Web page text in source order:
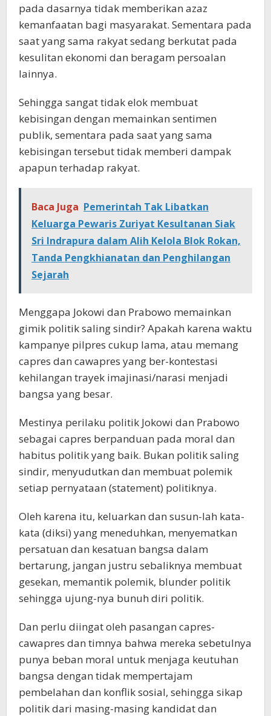
pada dasarnya tidak memberikan azaz
kemanfaatan bagi masyarakat. Sementara pada
saat yang sama rakyat sedang berkutat pada
kesulitan ekonomi dan beragam persoalan
lainnya.
Sehingga sangat tidak elok membuat
kebisingan dengan memainkan sentimen
publik, sementara pada saat yang sama
kebisingan tersebut tidak memberi dampak
apapun terhadap rakyat.
Baca Juga Pemerintah Tak Libatkan
Keluarga Pewaris Zuriyat Kesultanan Siak
Sri Indrapura dalam Alih Kelola Blok Rokan,
Tanda Pengkhianatan dan Penghilangan
Sejarah
Menggapa Jokowi dan Prabowo memainkan
gimik politik saling sindir? Apakah karena waktu
kampanye pilpres cukup lama, atau memang
capres dan cawapres yang ber-kontestasi
kehilangan trayek imajinasi/narasi menjadi
bangsa yang besar.
Mestinya perilaku politik Jokowi dan Prabowo
sebagai capres berpanduan pada moral dan
habitus politik yang baik. Bukan politik saling
sindir, menyudutkan dan membuat polemik
setiap pernyataan (statement) politiknya.
Oleh karena itu, keluarkan dan susun-lah kata-
kata (diksi) yang meneduhkan, menyematkan
persatuan dan kesatuan bangsa dalam
bertarung, jangan justru sebaliknya membuat
gesekan, memantik polemik, blunder politik
sehingga ujung-nya bunuh diri politik.
Dan perlu diingat oleh pasangan capres-
cawapres dan timnya bahwa mereka sebetulnya
punya beban moral untuk menjaga keutuhan
bangsa dengan tidak mempertajam
pembelahan dan konflik sosial, sehingga sikap
politik dari masing-masing kandidat dan